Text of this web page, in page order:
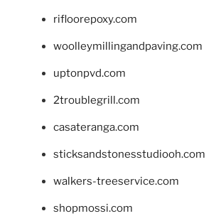
rifloorepoxy.com
woolleymillingandpaving.com
uptonpvd.com
2troublegrill.com
casateranga.com
sticksandstonesstudiooh.com
walkers-treeservice.com
shopmossi.com